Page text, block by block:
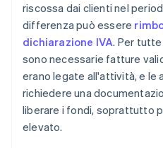
riscossa dai clienti nel
differenza può essere
dichiarazione IVA. Per
sono necessarie fatture
erano legate all'attività, e le
richiedere una
liberare i fondi, soprattutto
elevato.